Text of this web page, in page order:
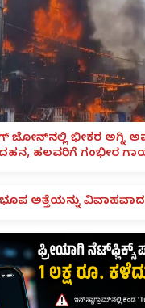
ಜೋನ್‌ನಲ್ಲಿ ಭೀಕರ ಅಗ್ನಿ
ಹಲವರಿಗೆ ಗಂಭೀರ
ಭೂಪ ಅತ್ತೆಯನ್ನು ವಿವಾಹವಾದ